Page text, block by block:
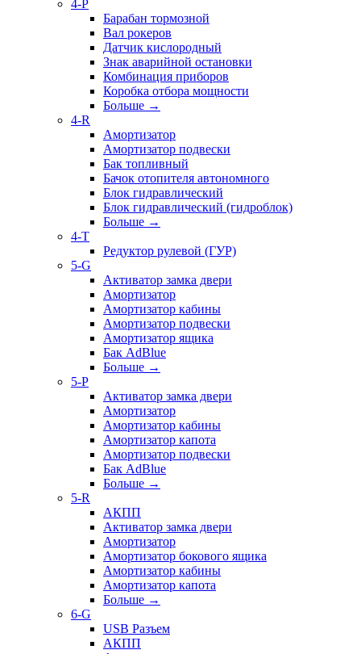
4-P
Барабан тормозной
Вал рокеров
Датчик кислородный
Знак аварийной остановки
Комбинация приборов
Коробка отбора мощности
Больше →
4-R
Амортизатор
Амортизатор подвески
Бак топливный
Бачок отопителя автономного
Блок гидравлический
Блок гидравлический (гидроблок)
Больше →
4-T
Редуктор рулевой (ГУР)
5-G
Активатор замка двери
Амортизатор
Амортизатор кабины
Амортизатор подвески
Амортизатор ящика
Бак AdBlue
Больше →
5-P
Активатор замка двери
Амортизатор
Амортизатор кабины
Амортизатор капота
Амортизатор подвески
Бак AdBlue
Больше →
5-R
АКПП
Активатор замка двери
Амортизатор
Амортизатор бокового ящика
Амортизатор кабины
Амортизатор капота
Больше →
6-G
USB Разъем
АКПП